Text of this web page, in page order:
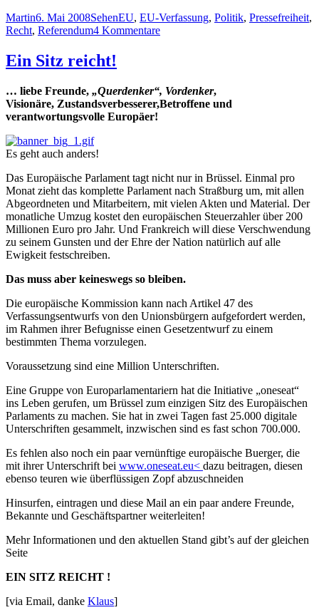
Autor
MartinVeröffentlicht
am
6. Mai 2008Kategorien
SehenSchlagwörter
EU, EU-Verfassung, Politik, Pressefreiheit,
Recht, Referendum4 Kommentarezu
im
Fernsehen
Ein Sitz reicht!
… liebe Freunde, „Querdenker“, Vordenker,
Visionäre, Zustandsverbesserer,Betroffene und
verantwortungsvolle Europäer!
Es geht auch anders!
Das Europäische Parlament tagt nicht nur in Brüssel. Einmal pro
Monat zieht das komplette Parlament nach Straßburg um, mit allen
Abgeordneten und Mitarbeitern, mit vielen Akten und Material. Der
monatliche Umzug kostet den europäischen Steuerzahler über 200
Millionen Euro pro Jahr. Und Frankreich will diese Verschwendung
zu seinem Gunsten und der Ehre der Nation natürlich auf alle
Ewigkeit festschreiben.
Das muss aber keineswegs so bleiben.
Die europäische Kommission kann nach Artikel 47 des
Verfassungsentwurfs von den Unionsbürgern aufgefordert werden,
im Rahmen ihrer Befugnisse einen Gesetzentwurf zu einem
bestimmten Thema vorzulegen.
Voraussetzung sind eine Million Unterschriften.
Eine Gruppe von Europarlamentariern hat die Initiative „oneseat“
ins Leben gerufen, um Brüssel zum einzigen Sitz des Europäischen
Parlaments zu machen. Sie hat in zwei Tagen fast 25.000 digitale
Unterschriften gesammelt, inzwischen sind es fast schon 700.000.
Es fehlen also noch ein paar vernünftige europäische Buerger, die
mit ihrer Unterschrift bei www.oneseat.eu< dazu beitragen, diesen
ebenso teuren wie überflüssigen Zopf abzuschneiden
Hinsurfen, eintragen und diese Mail an ein paar andere Freunde,
Bekannte und Geschäftspartner weiterleiten!
Mehr Informationen und den aktuellen Stand gibt’s auf der gleichen
Seite
EIN SITZ REICHT !
[via Email, danke Klaus]